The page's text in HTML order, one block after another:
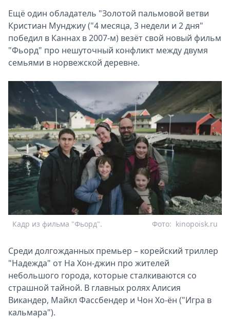
Ещё один обладатель "Золотой пальмовой ветви
Кристиан Мунджиу ("4 месяца, 3 недели и 2 дня"
победил в Каннах в 2007-м) везёт свой новый фильм
"Фьорд" про нешуточный конфликт между двумя
семьями в норвежской деревне.
Кадр из фильма "Фьорд". kinopoisk.ru
Фото:
Среди долгожданных премьер – корейский триллер
"Надежда" от На Хон-джин про жителей
небольшого города, которые сталкиваются со
страшной тайной. В главных ролях Алисия
Викандер, Майкл Фассбендер и Чон Хо-ён ("Игра в
кальмара").